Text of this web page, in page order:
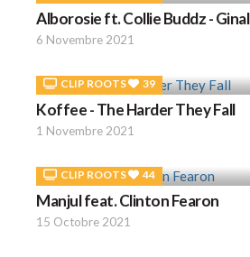
Alborosie ft. Collie Buddz - Ginal
6 Novembre 2021
CLIP ROOTS 39
Koffee - The Harder They Fall
1 Novembre 2021
CLIP ROOTS 44
Manjul feat. Clinton Fearon
15 Octobre 2021